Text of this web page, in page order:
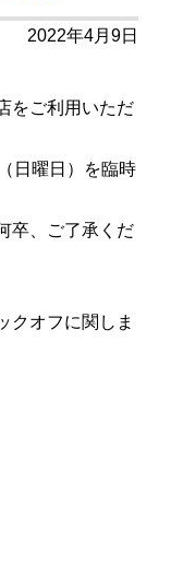
2022年4月9日
をご利用いただ
日曜日）を臨時
卒、ご了承くだ
クオフに関しま